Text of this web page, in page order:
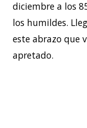
diciembre a los
los humildes.
este abrazo que
apretado.